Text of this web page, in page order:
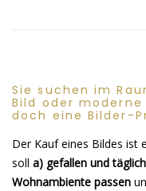
Sie suchen im
Bild oder moderne
doch eine Bilder-
Der Kauf eines Bildes ist
soll a) gefallen und
Wohnambiente passen